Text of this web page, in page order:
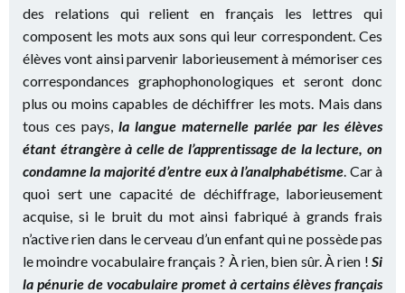
des relations qui relient en français les lettres qui
composent les mots aux sons qui leur correspondent. Ces
élèves vont ainsi parvenir laborieusement à mémoriser ces
correspondances graphophonologiques et seront donc
plus ou moins capables de déchiffrer les mots. Mais dans
tous ces pays, la langue maternelle parlée par les élèves
étant étrangère à celle de l’apprentissage de la lecture, on
condamne la majorité d’entre eux à l’analphabétisme. Car à
quoi sert une capacité de déchiffrage, laborieusement
acquise, si le bruit du mot ainsi fabriqué à grands frais
n’active rien dans le cerveau d’un enfant qui ne possède pas
le moindre vocabulaire français ? À rien, bien sûr. À rien ! Si
la pénurie de vocabulaire promet à certains élèves français